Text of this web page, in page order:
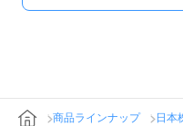
商品ラインナップ
日本